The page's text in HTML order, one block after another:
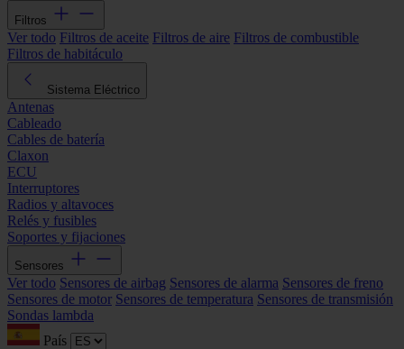
Filtros
Ver todo Filtros de aceite Filtros de aire Filtros de combustible
Filtros de habitáculo
Sistema Eléctrico
Antenas
Cableado
Cables de batería
Claxon
ECU
Interruptores
Radios y altavoces
Relés y fusibles
Soportes y fijaciones
Sensores
Ver todo Sensores de airbag Sensores de alarma Sensores de freno
Sensores de motor Sensores de temperatura Sensores de transmisión
Sondas lambda
País